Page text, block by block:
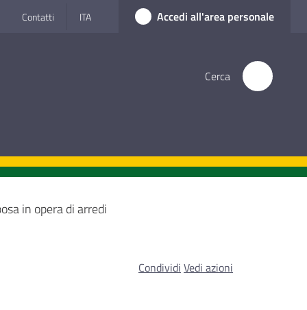
Contatti ITA Accedi all'area personale
Cerca
in opera di arredi
Condividi Vedi azioni